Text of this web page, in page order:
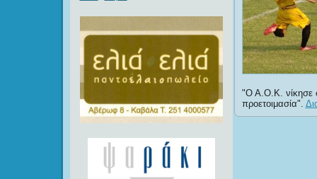
Ο Α.Ο.Κ. νίκησε
προετοιμασία